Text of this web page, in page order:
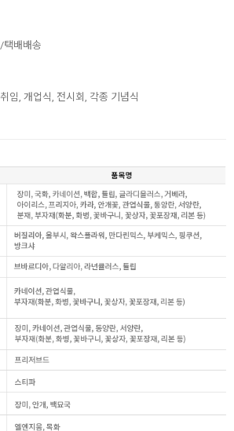
택배배송
임, 개업식, 전시회, 각종 기념식